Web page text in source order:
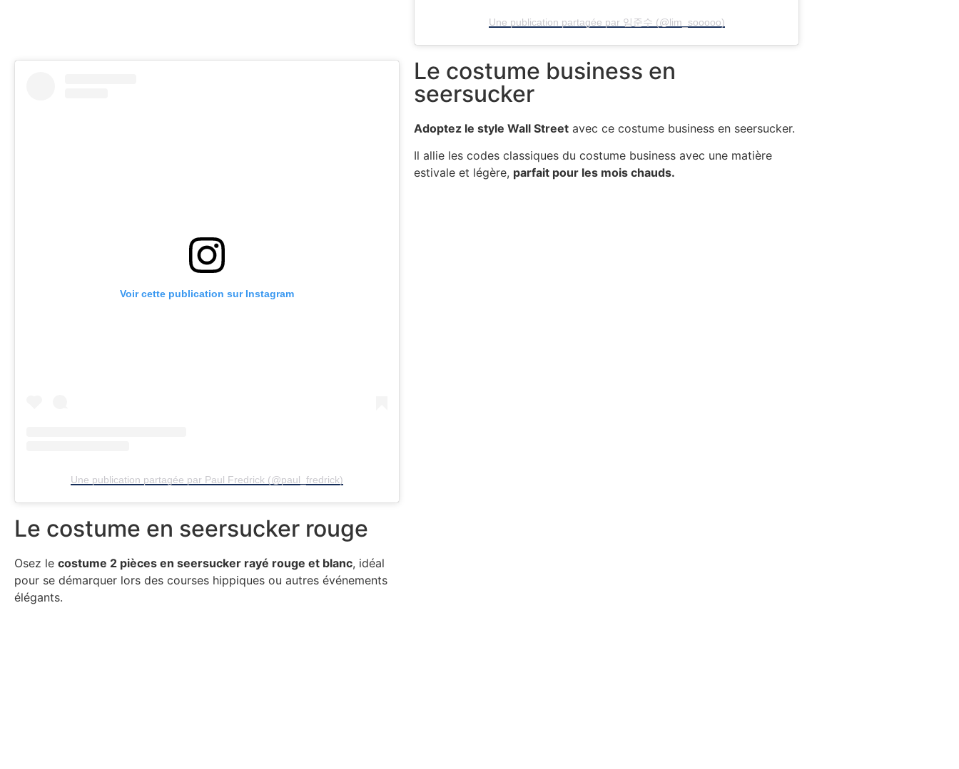
Une publication partagée par 임준수 (@lim_sooooo)
Voir cette publication sur Instagram
Une publication partagée par Paul Fredrick (@paul_fredrick)
Le costume business en
seersucker
Adoptez le style Wall Street avec ce costume business en seersucker.
Il allie les codes classiques du costume business avec une matière
estivale et légère, parfait pour les mois chauds.
Le costume en seersucker rouge
Osez le costume 2 pièces en seersucker rayé rouge et blanc, idéal
pour se démarquer lors des courses hippiques ou autres événements
élégants.